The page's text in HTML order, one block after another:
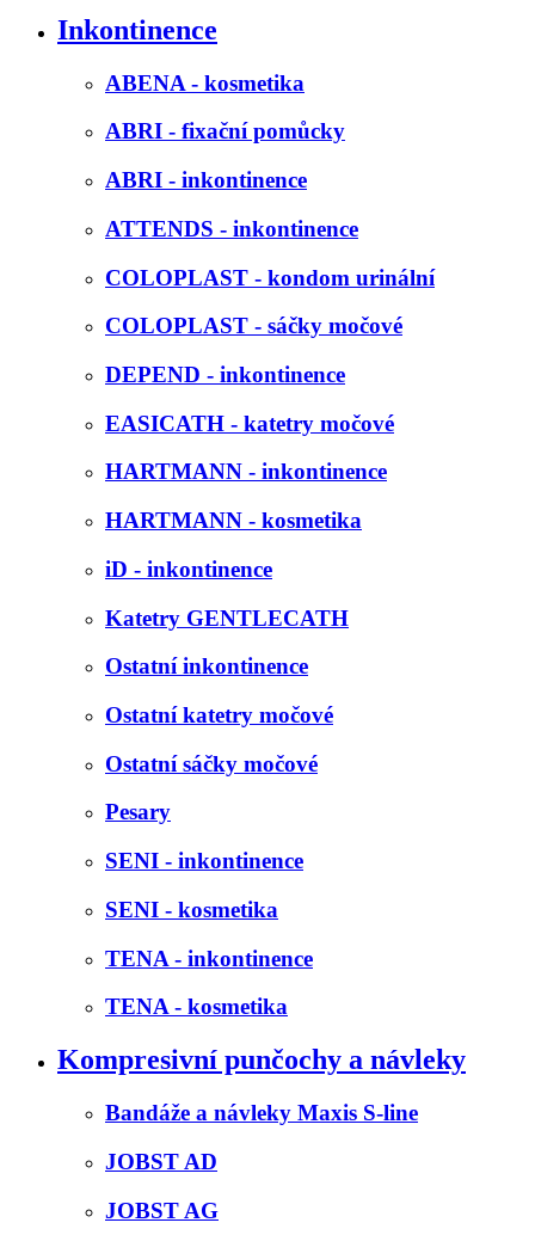
Inkontinence
ABENA - kosmetika
ABRI - fixační pomůcky
ABRI - inkontinence
ATTENDS - inkontinence
COLOPLAST - kondom urinální
COLOPLAST - sáčky močové
DEPEND - inkontinence
EASICATH - katetry močové
HARTMANN - inkontinence
HARTMANN - kosmetika
iD - inkontinence
Katetry GENTLECATH
Ostatní inkontinence
Ostatní katetry močové
Ostatní sáčky močové
Pesary
SENI - inkontinence
SENI - kosmetika
TENA - inkontinence
TENA - kosmetika
Kompresivní punčochy a návleky
Bandáže a návleky Maxis S-line
JOBST AD
JOBST AG